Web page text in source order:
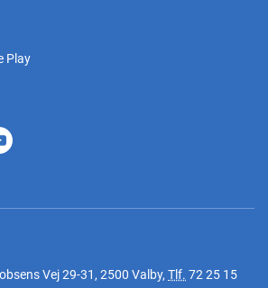
Vej 29-31, 2500 Valby, Tlf. 72 25 15